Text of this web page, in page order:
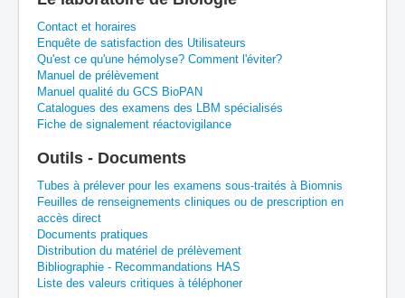
Chikungunya - détection ARN viral - PCR
H I J K L M N O P
Q R
Contact et horaires
Enquête de satisfaction des Utilisateurs
Qu'est ce qu'une hémolyse? Comment l'éviter?
Manuel de prélèvement
Manuel qualité du GCS BioPAN
Catalogues des examens des LBM spécialisés
Fiche de signalement réactovigilance
Outils - Documents
Tubes à prélever pour les examens sous-traités à Biomnis
Feuilles de renseignements cliniques ou de prescription en
accès direct
Documents pratiques
Distribution du matériel de prélèvement
Bibliographie - Recommandations HAS
Liste des valeurs critiques à téléphoner